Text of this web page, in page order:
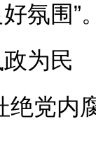
好氛
政为
绝党